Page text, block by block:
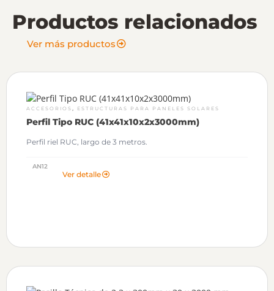
Productos relacionados
Ver más productos
ACCESORIOS ESTRUCTURAS PARA PANELES SOLARES
Perfil Tipo RUC (41x41x10x2x3000mm)
Perfil riel RUC, largo de 3 metros.
AN12
Ver detalle